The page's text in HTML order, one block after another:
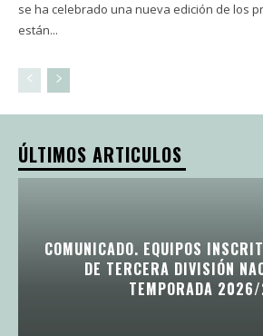
se ha celebrado una nueva edición de los
están...
ÚLTIMOS ARTICULOS
COMUNICADO. EQUIPOS
DE TERCERA DIVISIÓN
TEMPORADA